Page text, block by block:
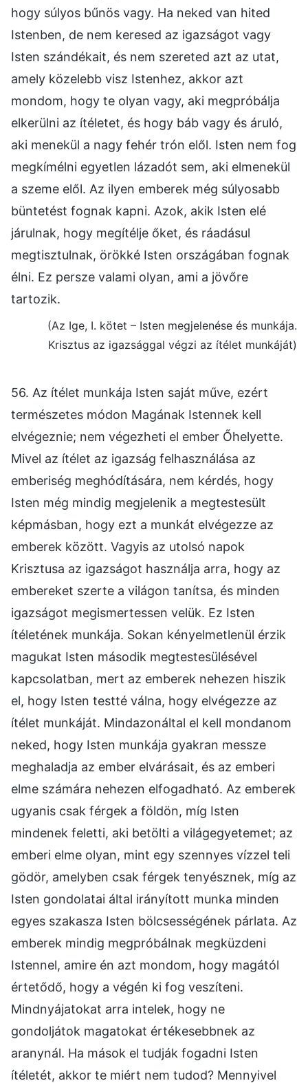
hogy súlyos bűnös vagy. Ha neked van hited
Istenben, de nem keresed az igazságot vagy
Isten szándékait, és nem szereted azt az utat,
amely közelebb visz Istenhez, akkor azt
mondom, hogy te olyan vagy, aki megpróbálja
elkerülni az ítéletet, és hogy báb vagy és áruló,
aki menekül a nagy fehér trón elől. Isten nem fog
megkímélni egyetlen lázadót sem, aki elmenekül
a szeme elől. Az ilyen emberek még súlyosabb
büntetést fognak kapni. Azok, akik Isten elé
járulnak, hogy megítélje őket, és ráadásul
megtisztulnak, örökké Isten országában fognak
élni. Ez persze valami olyan, ami a jövőre
tartozik.
(Az Ige, I. kötet – Isten megjelenése és munkája.
Krisztus az igazsággal végzi az ítélet munkáját)
56. Az ítélet munkája Isten saját műve, ezért
természetes módon Magának Istennek kell
elvégeznie; nem végezheti el ember Őhelyette.
Mivel az ítélet az igazság felhasználása az
emberiség meghódítására, nem kérdés, hogy
Isten még mindig megjelenik a megtestesült
képmásban, hogy ezt a munkát elvégezze az
emberek között. Vagyis az utolsó napok
Krisztusa az igazságot használja arra, hogy az
embereket szerte a világon tanítsa, és minden
igazságot megismertessen velük. Ez Isten
ítéletének munkája. Sokan kényelmetlenül érzik
magukat Isten második megtestesülésével
kapcsolatban, mert az emberek nehezen hiszik
el, hogy Isten testté válna, hogy elvégezze az
ítélet munkáját. Mindazonáltal el kell mondanom
neked, hogy Isten munkája gyakran messze
meghaladja az ember elvárásait, és az emberi
elme számára nehezen elfogadható. Az emberek
ugyanis csak férgek a földön, míg Isten
mindenek feletti, aki betölti a világegyetemet; az
emberi elme olyan, mint egy szennyes vízzel teli
gödör, amelyben csak férgek tenyésznek, míg az
Isten gondolatai által irányított munka minden
egyes szakasza Isten bölcsességének párlata. Az
emberek mindig megpróbálnak megküzdeni
Istennel, amire én azt mondom, hogy magától
értetődő, hogy a végén ki fog veszíteni.
Mindnyájatokat arra intelek, hogy ne
gondoljátok magatokat értékesebbnek az
aranynál. Ha mások el tudják fogadni Isten
ítéletét, akkor te miért nem tudod? Mennyivel